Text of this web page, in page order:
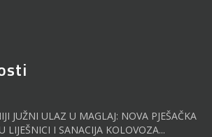
JUŽNI ULAZ U MAGLAJ: NOVA PJEŠAČKA
LIJEŠNICI I SANACIJA KOLOVOZA...